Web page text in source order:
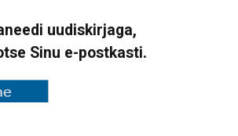
uudiskirjaga,
Sinu e-postkasti.